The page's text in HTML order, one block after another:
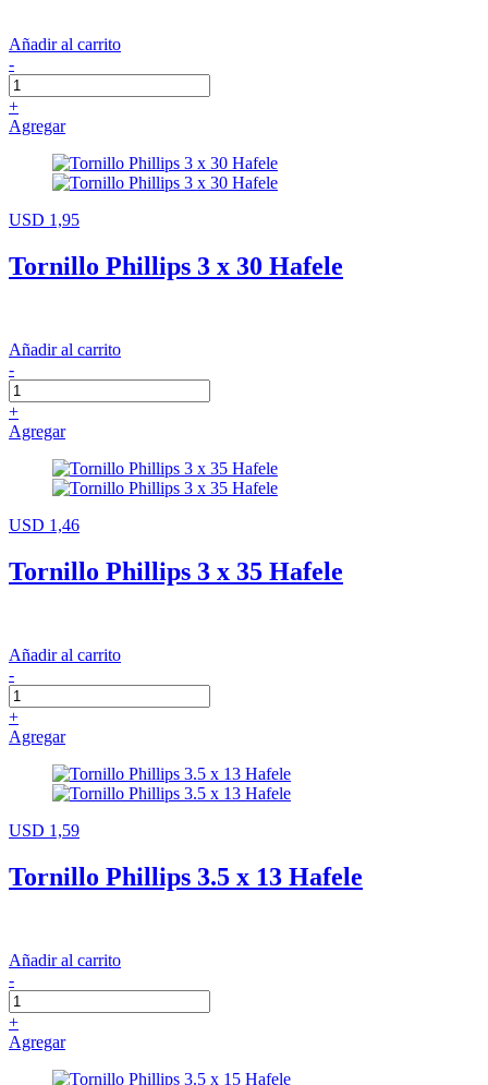
Añadir al carrito
-
+
Agregar
USD 1,95
Tornillo Phillips 3 x 30 Hafele
Añadir al carrito
-
+
Agregar
USD 1,46
Tornillo Phillips 3 x 35 Hafele
Añadir al carrito
-
+
Agregar
USD 1,59
Tornillo Phillips 3.5 x 13 Hafele
Añadir al carrito
-
+
Agregar